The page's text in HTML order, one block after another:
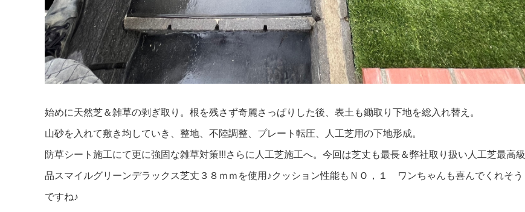
始めに天然芝＆雑草の剥ぎ取り。根を残さず奇麗さっぱりした後、表土も鋤取り下地を総入れ替え。
山砂を入れて敷き均していき、整地、不陸調整、プレート転圧、人工芝用の下地形成。
防草シート施工にて更に強固な雑草対策!!!さらに人工芝施工へ。今回は芝丈も最長＆弊社取り扱い人工芝最高級
品スマイルグリーンデラックス芝丈３８ｍｍを使用♪クッション性能もＮＯ，１ ワンちゃんも喜んでくれそう
ですね♪